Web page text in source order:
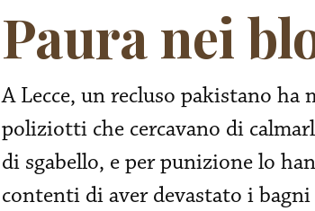
Paura nei
A Lecce, un recluso pakistano ha
poliziotti che cercavano di
di sgabello, e per punizione lo
contenti di aver devastato i